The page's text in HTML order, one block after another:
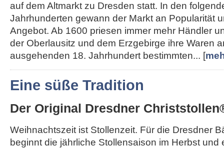
auf dem Altmarkt zu Dresden statt. In den
Jahrhunderten gewann der Markt an Popularität
Angebot. Ab 1600 priesen immer mehr Händler
der Oberlausitz und dem Erzgebirge ihre Waren
ausgehenden 18. Jahrhundert bestimmten... [
Eine süße Tradition
Der Original Dresdner
Weihnachtszeit ist Stollenzeit. Für die Dresdner
beginnt die jährliche Stollensaison im Herbst und